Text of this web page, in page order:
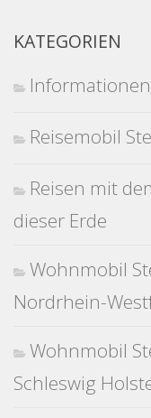
KATEGORIEN
Informationen
Reisemobil
Reisen mit
dieser Erde
Wohnmobil
Nordrhein-
Wohnmobil
Schleswig